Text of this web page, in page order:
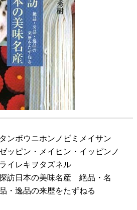
タンボウニホンノビミメイサン
ゼッピン・メイヒン・イッピンノ
ライレキヲタズネル
訪日本の美味名産 絶品・名
・逸品の来歴をたずねる